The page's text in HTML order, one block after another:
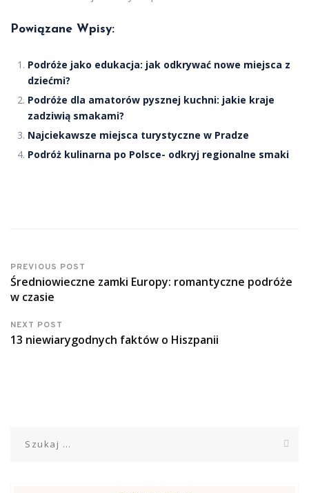
Powiązane Wpisy:
Podróże jako edukacja: jak odkrywać nowe miejsca z
dziećmi?
Podróże dla amatorów pysznej kuchni: jakie kraje
zadziwią smakami?
Najciekawsze miejsca turystyczne w Pradze
Podróż kulinarna po Polsce- odkryj regionalne smaki
PREVIOUS POST
Średniowieczne zamki Europy: romantyczne podróże
w czasie
NEXT POST
13 niewiarygodnych faktów o Hiszpanii